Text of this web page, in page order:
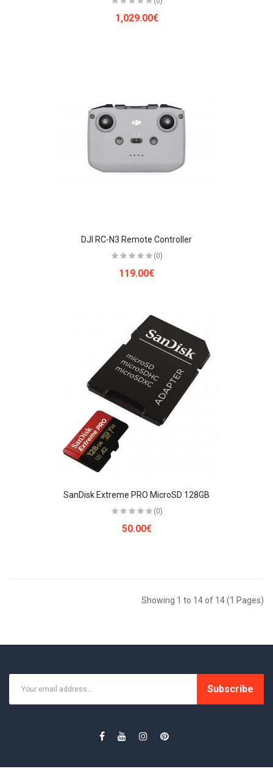
1,029.00€
DJI RC-N3 Remote Controller
(0)
119.00€
SanDisk Extreme PRO MicroSD 128GB
(0)
50.00€
Showing 1 to 14 of 14 (1 Pages)
Subscribe